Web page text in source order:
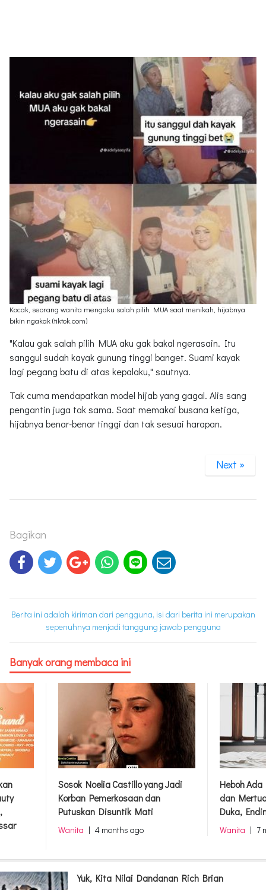
Kocak, seorang wanita mengaku salah pilih MUA saat menikah, hijabnya
bikin ngakak (tiktok.com)
"Kalau gak salah pilih MUA aku gak bakal ngerasain. Itu
sanggul sudah kayak gunung tinggi banget. Suami kayak
lagi pegang batu di atas kepalaku," sautnya.
Tak cuma mendapatkan model hijab yang gagal. Alis sang
pengantin juga tak sama. Saat memakai busana ketiga,
hijabnya benar-benar tinggi dan tak sesuai harapan.
Next »
Bagikan
Berita ini adalah kiriman dari pengguna, isi dari berita ini merupakan
sepenuhnya menjadi tanggung jawab pengguna
Banyak orang membaca ini
Sosok Noelia Castillo yang Jadi
Korban Pemerkosaan dan
Putuskan Disuntik Mati
Wanita | 4 months ago
Heboh
dan
Duka,
Wanita | 7
Yuk, Kita Nilai Dandanan Rich Brian